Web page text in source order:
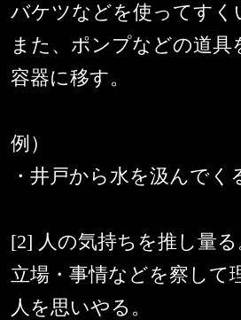
バケツなどを使ってすく
また、ポンプなどの道具
容器に移す。
例）
・井戸から水を汲んでく
[2] 人の気持ちを推し量る
立場・事情などを察して
人を思いやる。